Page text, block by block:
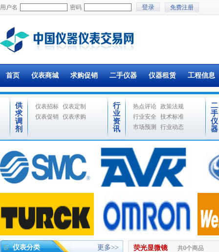
用户名 密码 免费注册
首页 仪表商城 求购促销 二手仪器 仪器租赁 工程信息
供
求
调
剂
仪表招标 仪表定制
仪表促销
仪表求购
行
业
资
讯
热点评论 政策法规
行业安全
技术标准
市场预测
行业动态
二
手
仪
器
仪表分类 更多>> 荧光显微镜 共0个商品